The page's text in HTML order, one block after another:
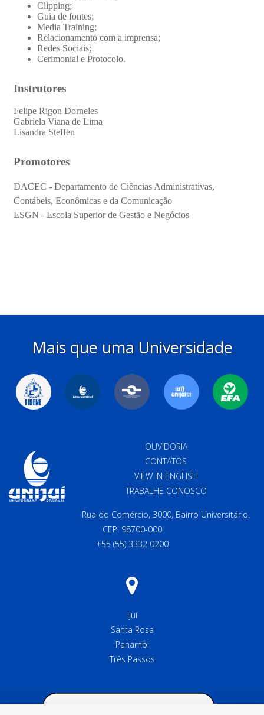
Mais que uma Universidade
OUVIDORIA
CONTATOS
VIEW IN ENGLISH
TRABALHE CONOSCO
Rua do Comércio, 3000, Bairro Universitário.
CEP: 98700-000
+55 (55) 3332 0200
Ijuí
Santa Rosa
Panambi
Três Passos